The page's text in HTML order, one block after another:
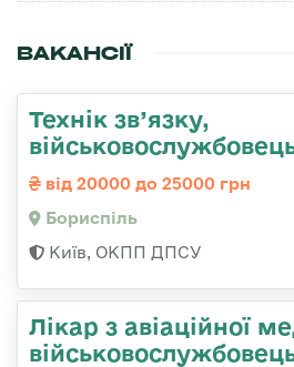
ВАКАНСІЇ
Технік зв’язку,
від 20000 до 25000 грн
Бориспіль
Київ, ОКПП ДПСУ
Лікар з авіаційної